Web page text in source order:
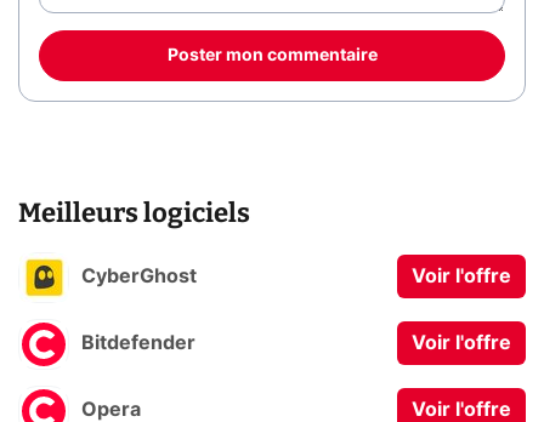
Poster mon commentaire
Meilleurs logiciels
CyberGhost Voir l'offre
Bitdefender Voir l'offre
Opera Voir l'offre